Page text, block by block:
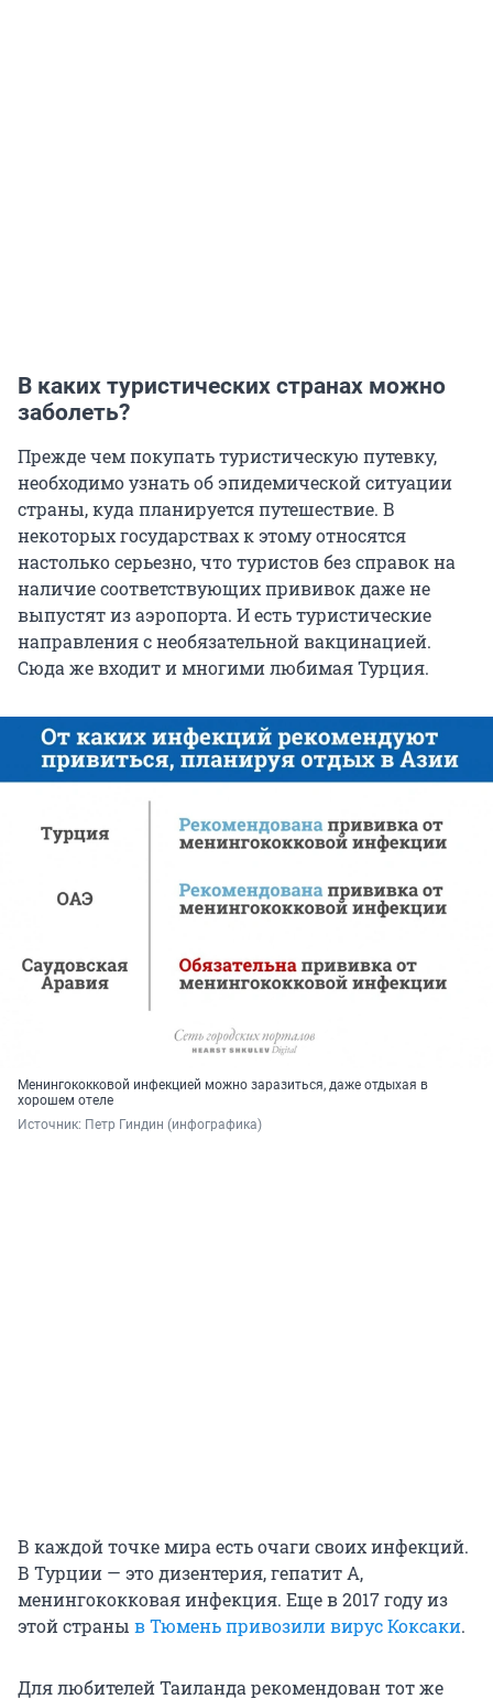
В каких туристических странах можно
заболеть?
Прежде чем покупать туристическую путевку,
необходимо узнать об эпидемической ситуации
страны, куда планируется путешествие. В
некоторых государствах к этому относятся
настолько серьезно, что туристов без справок на
наличие соответствующих прививок даже не
выпустят из аэропорта. И есть туристические
направления с необязательной вакцинацией.
Сюда же входит и многими любимая Турция.
Менингококковой инфекцией можно заразиться, даже отдыхая в
хорошем отеле
Источник: Петр Гиндин (инфографика)
В каждой точке мира есть очаги своих инфекций.
В Турции — это дизентерия, гепатит А,
менингококковая инфекция. Еще в 2017 году из
этой страны в Тюмень привозили вирус Коксаки.
Для любителей Таиланда рекомендован тот же